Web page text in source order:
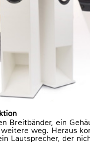
Breitbänder, ein
weg. Heraus
Lautsprecher, der